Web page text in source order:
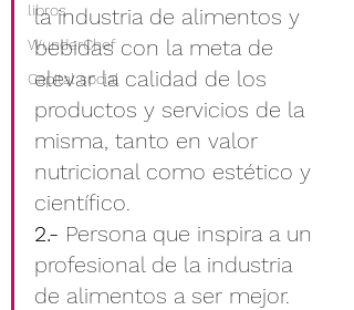
libros
WunderChef
Capital social
la industria de alimentos y
bebidas con la meta de
elevar la calidad de los
productos y servicios de la
misma, tanto en valor
nutricional como estético y
científico.
2.- Persona que inspira a un
profesional de la industria
de alimentos a ser mejor.